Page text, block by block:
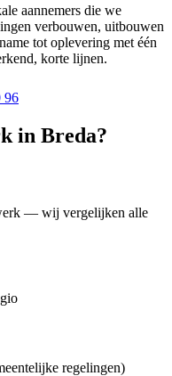
aannemers die we
verbouwen, uitbouwen
tot oplevering met één
korte lijnen.
96
in Breda?
— wij vergelijken alle
regelingen)